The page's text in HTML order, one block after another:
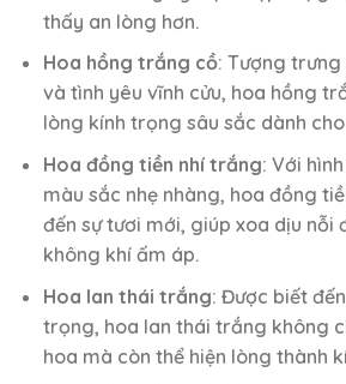
thấy an lòng hơn.
Hoa hồng trắng cồ: Tượng trưng
và tình yêu vĩnh cửu, hoa hồng
lòng kính trọng sâu sắc dành
Hoa đồng tiền nhí trắng: Với
màu sắc nhẹ nhàng, hoa đồng
đến sự tươi mới, giúp xoa dịu nỗi
không khí ấm áp.
Hoa lan thái trắng: Được biết
trọng, hoa lan thái trắng không
hoa mà còn thể hiện lòng thành